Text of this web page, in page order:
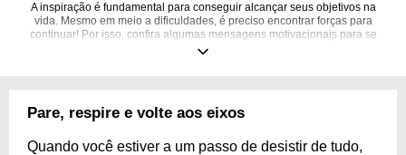
A inspiração é fundamental para conseguir alcançar seus objetivos na
vida. Mesmo em meio a dificuldades, é preciso encontrar forças para
continuar! Por isso, confira algumas mensagens motivacionais para se
inspirar a seguir em frente, mesmo nos caminhos mais difíceis!
Pare, respire e volte aos eixos
Quando você estiver a um passo de desistir de tudo,